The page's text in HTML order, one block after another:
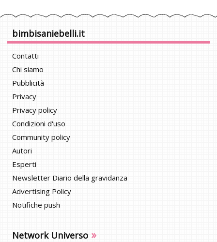
bimbisaniebelli.it
Contatti
Chi siamo
Pubblicità
Privacy
Privacy policy
Condizioni d'uso
Community policy
Autori
Esperti
Newsletter Diario della gravidanza
Advertising Policy
Notifiche push
Network Universo »